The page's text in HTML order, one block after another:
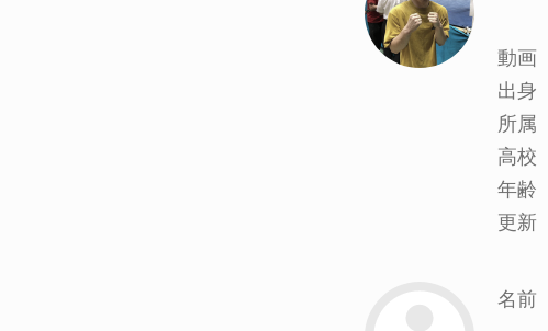
動画
出身
所属
高校
年齢
更新
名前